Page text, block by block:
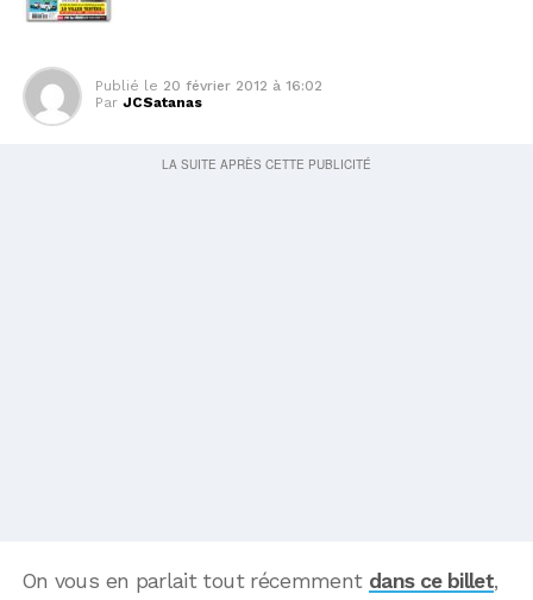
Publié le 20 février 2012 à 16:02
Par JCSatanas
On vous en parlait tout récemment dans ce billet,